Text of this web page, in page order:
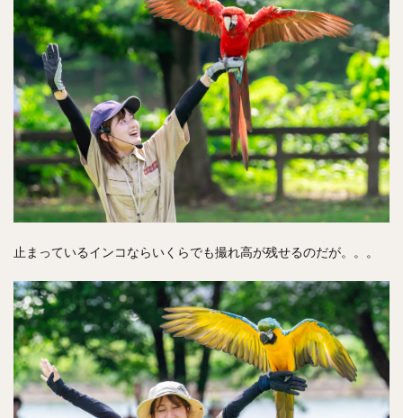
止まっているインコならいくらでも撮れ高が残せるのだが。。。